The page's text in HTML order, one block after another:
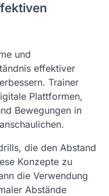
und
effektiver
Trainer
Plattformen,
Bewegungen in
die den Abstand
Konzepte zu
die Verwendung
Abstände